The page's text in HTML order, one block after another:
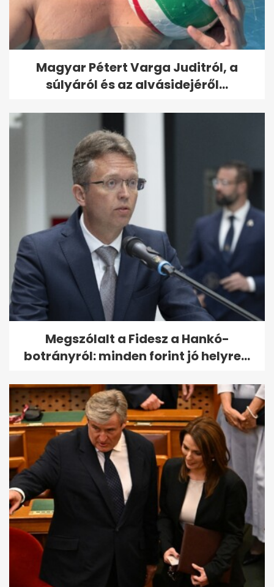
Magyar Pétert Varga Juditról, a
súlyáról és az alvásidejéről...
Megszólalt a Fidesz a Hankó-
botrányról: minden forint jó helyre...